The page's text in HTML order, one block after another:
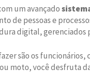
um avançado
de pessoas e
digital, gerenciados
são os
moto, você desfruta